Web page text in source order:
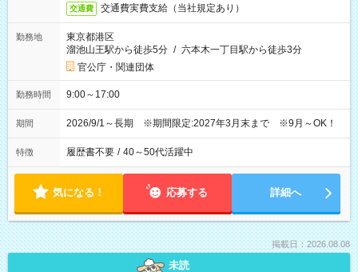
交通費 交通費実費支給（当社規定あり）
勤務地
東京都港区
溜池山王駅から徒歩5分 / 六本木一丁目駅から徒歩3分
官公庁・関連団体
勤務時間 9:00～17:00
期間 2026/9/1～長期 ※期間限定:2027年3月末まで ※9月～OK！
特徴 履歴書不要 / 40～50代活躍中
気になる！ 応募する 詳細へ
掲載日：2026.08.08
未読